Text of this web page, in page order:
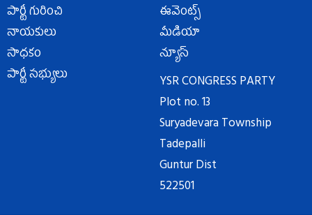
పార్టీ గురించి
నాయకులు
సాధకం
పార్టీ సభ్యులు
ఈవెంట్స్
మీడియా
న్యూస్
YSR CONGRESS PARTY
Plot no. 13
Suryadevara Township
Tadepalli
Guntur Dist
522501